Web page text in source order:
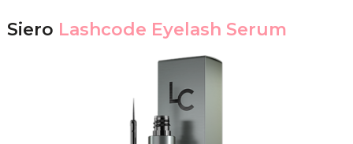
Siero Lashcode Eyelash Serum